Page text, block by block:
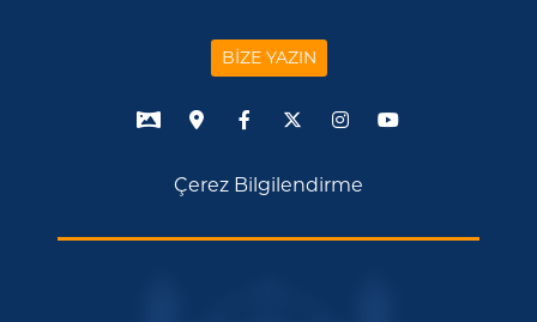
BİZE YAZIN
Çerez Bilgilendirme